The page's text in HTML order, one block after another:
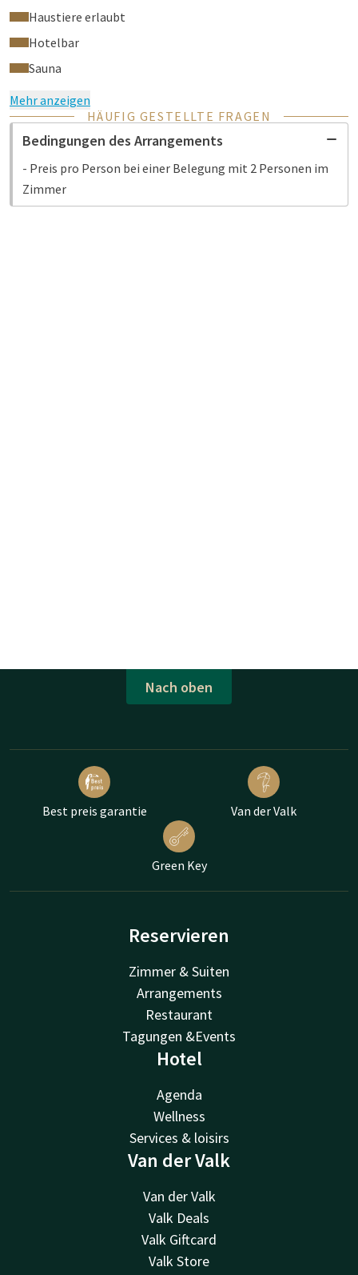
Haustiere erlaubt
Hotelbar
Sauna
Mehr anzeigen
HÄUFIG GESTELLTE FRAGEN
Bedingungen des Arrangements
- Preis pro Person bei einer Belegung mit 2 Personen im
Zimmer
Nach oben
Best preis garantie Van der Valk
Green Key
Reservieren
Zimmer & Suiten
Arrangements
Restaurant
Tagungen &Events
Hotel
Agenda
Wellness
Services & loisirs
Van der Valk
Van der Valk
Valk Deals
Valk Giftcard
Valk Store